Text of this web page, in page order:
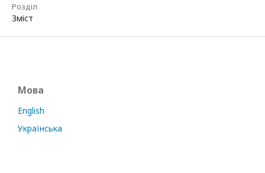
Розділ
Зміст
Мова
English
Українська